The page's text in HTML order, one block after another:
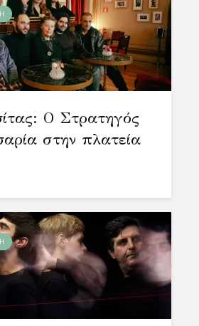
Ο Στρατηγός
στην πλατεία